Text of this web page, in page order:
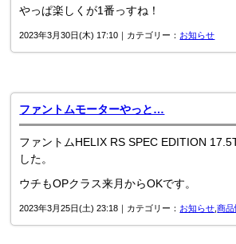
やっぱ楽しくが1番っすね！
2023年3月30日(木) 17:10｜カテゴリー： お知らせ
ファントムモーターやっと…
ファントムHELIX RS SPEC EDITION
した。
ウチもOPクラス来月からOKです。
2023年3月25日(土) 23:18｜カテゴリー： お知らせ ,商品